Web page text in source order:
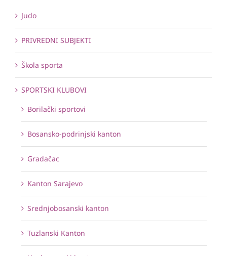
Judo
PRIVREDNI SUBJEKTI
Škola sporta
SPORTSKI KLUBOVI
Borilački sportovi
Bosansko-podrinjski kanton
Gradačac
Kanton Sarajevo
Srednjobosanski kanton
Tuzlanski Kanton